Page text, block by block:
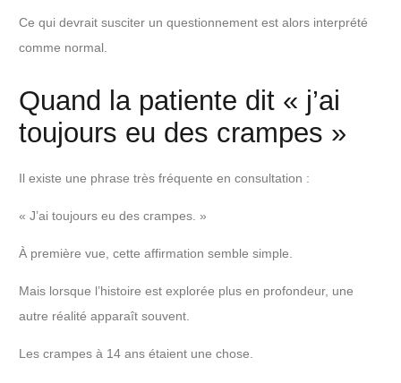
Ce qui devrait susciter un questionnement est alors interprété
comme normal.
Quand la patiente dit « j’ai
toujours eu des crampes »
Il existe une phrase très fréquente en consultation :
« J’ai toujours eu des crampes. »
À première vue, cette affirmation semble simple.
Mais lorsque l’histoire est explorée plus en profondeur, une
autre réalité apparaît souvent.
Les crampes à 14 ans étaient une chose.